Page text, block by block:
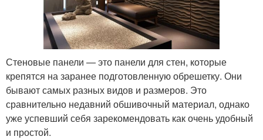
Стеновые панели — это панели для стен, которые
крепятся на заранее подготовленную обрешетку. Они
бывают самых разных видов и размеров. Это
сравнительно недавний обшивочный материал, однако
уже успевший себя зарекомендовать как очень удобный
и простой.